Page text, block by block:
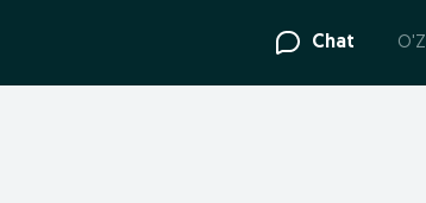
Chat O'Z